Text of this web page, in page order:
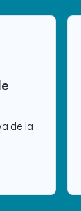
de la